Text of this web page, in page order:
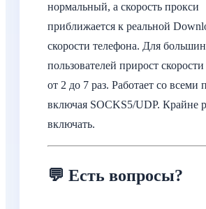
нормальный, а скорость прокси
приближается к реальной
скорости телефона. Для
пользователей прирост скорости
от 2 до 7 раз. Работает со всеми
включая SOCKS5/UDP. Крайне
включать.
💬 Есть вопросы?